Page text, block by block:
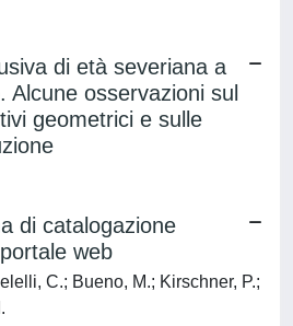
di età severiana a
Alcune osservazioni sul
geometrici e sulle
di catalogazione
web
C.; Bueno, M.; Kirschner, P.;